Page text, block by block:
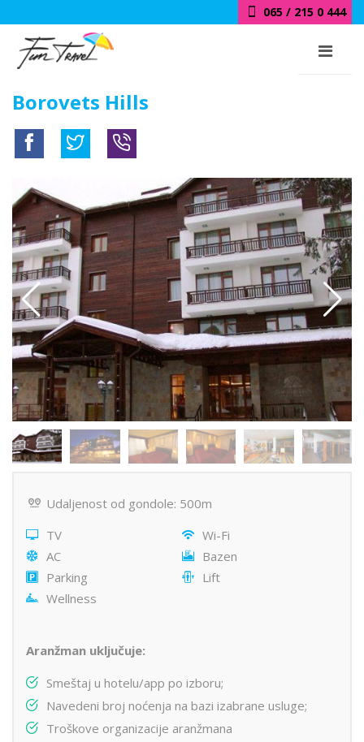
018 / 415 0 444
Borovets Hills
Udaljenost od gondole: 500m
TV
Wi-Fi
AC
Bazen
Parking
Lift
Wellness
Aranžman uključuje:
Smeštaj u hotelu/app po izboru;
Navedeni broj noćenja na bazi izabrane usluge;
Troškove organizacije aranžmana